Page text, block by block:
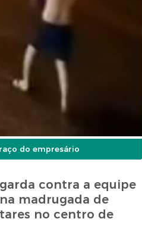
do empresário
contra a equipe
madrugada de
no centro de